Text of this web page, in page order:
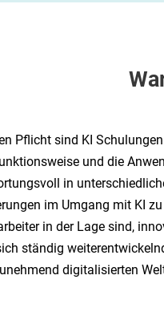
Pflicht sind KI
und die
in
im Umgang mit KI
in der Lage sind,
ständig
digitalisierten